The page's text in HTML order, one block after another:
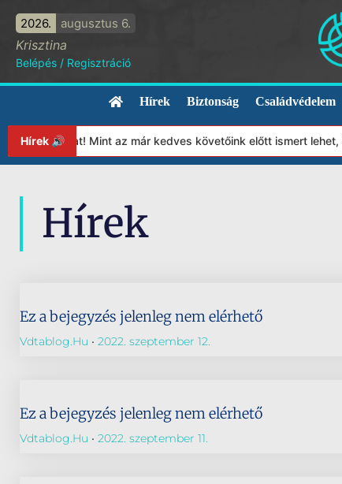
2026. augusztus 6.
Krisztina
Belépés / Regisztráció
Hírek Biztonság Családvédelem
Hírek 🔊 Mint az már kedves követőink előtt ismert lehet,
Hírek
Ez a bejegyzés jelenleg nem elérhető
Vdtablog.hu 2022. szeptember 12.
Ez a bejegyzés jelenleg nem elérhető
Vdtablog.hu 2022. szeptember 11.